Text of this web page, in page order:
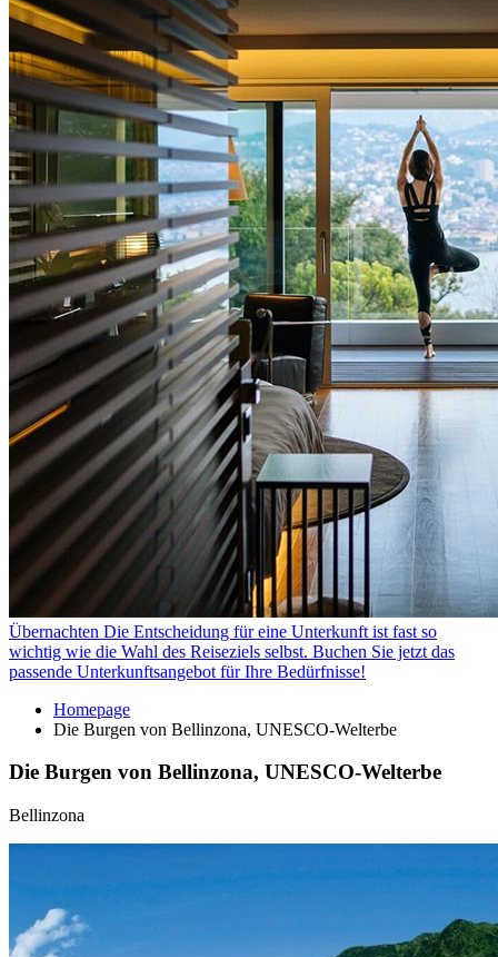
Übernachten Die Entscheidung für eine Unterkunft ist fast so
wichtig wie die Wahl des Reiseziels selbst. Buchen Sie jetzt das
passende Unterkunftsangebot für Ihre Bedürfnisse!
Homepage
Die Burgen von Bellinzona, UNESCO-Welterbe
Die Burgen von Bellinzona, UNESCO-Welterbe
Bellinzona